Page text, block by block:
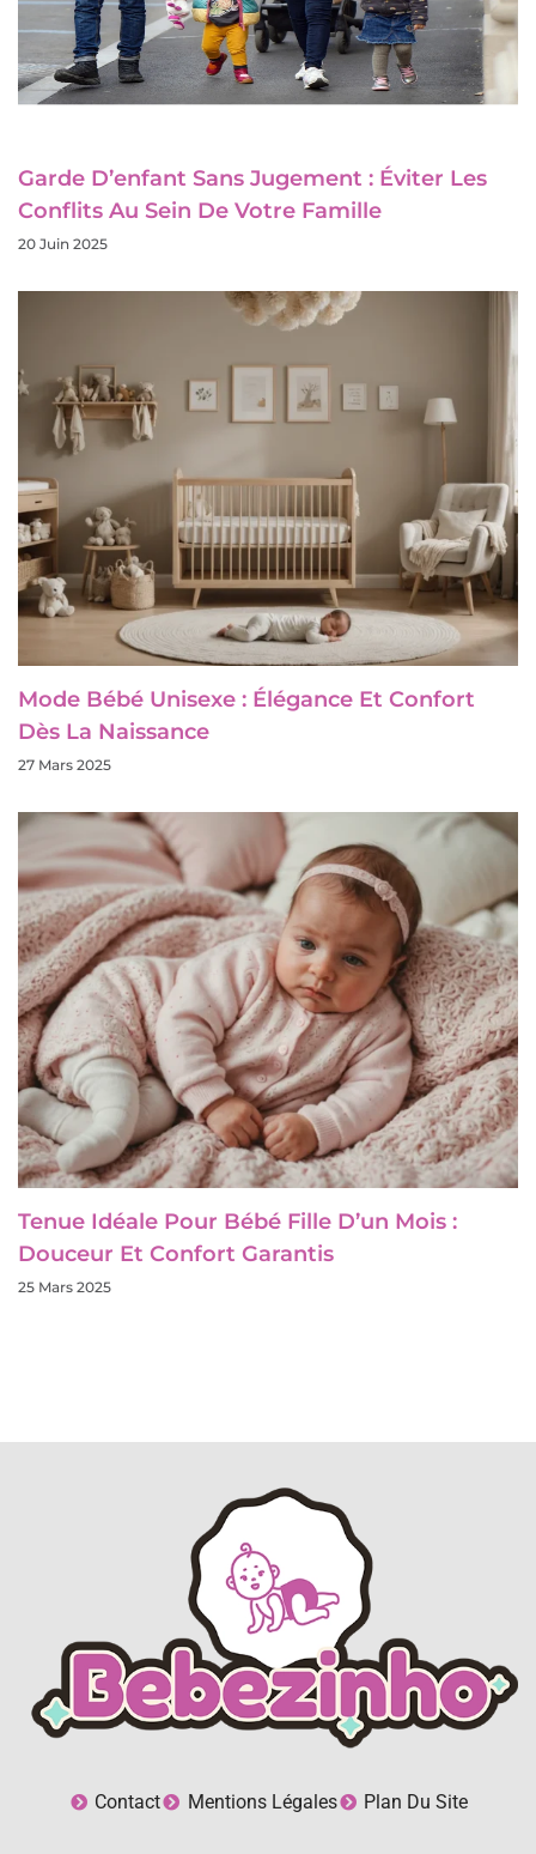
Garde D’enfant Sans Jugement : Éviter Les
Conflits Au Sein De Votre Famille
20 Juin 2025
Mode Bébé Unisexe : Élégance Et Confort
Dès La Naissance
27 Mars 2025
Tenue Idéale Pour Bébé Fille D’un Mois :
Douceur Et Confort Garantis
25 Mars 2025
Contact Mentions Légales Plan Du Site